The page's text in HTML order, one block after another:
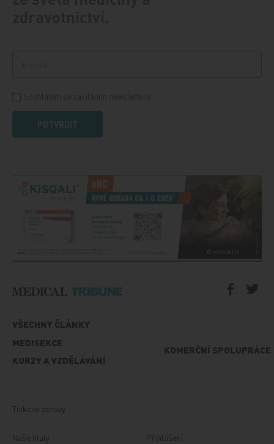
POTVRDIT
VŠECHNY ČLÁNKY
MEDISEKCE
KURZY A VZDĚLÁVÁNÍ
KOMERČNÍ SPOLUPRÁCE
Tiskové zprávy
Naše tituly
Přihlášení